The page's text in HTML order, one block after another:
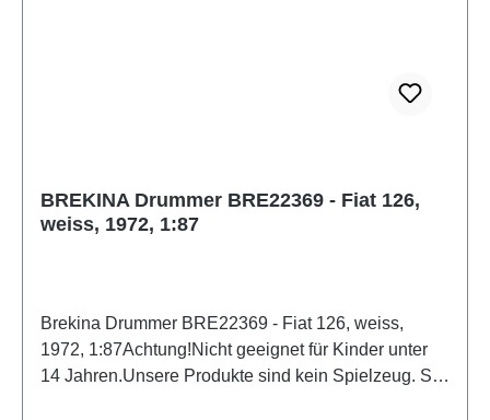
BREKINA Drummer BRE22369 - Fiat 126,
weiss, 1972, 1:87
Brekina Drummer BRE22369 - Fiat 126, weiss,
1972, 1:87Achtung!Nicht geeignet für Kinder unter
14 Jahren.Unsere Produkte sind kein Spielzeug. Sie